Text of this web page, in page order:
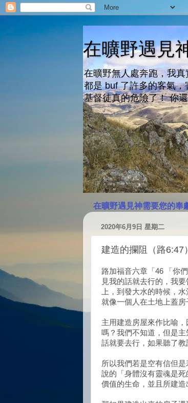
在曠野遇見
在曠野無人處奔跑，我
都是 buf 了許多的客氣
基督徒真的危險了！ 你
在曠野遇見神需要您的奉
2020年6月9日 星期二
建造的攔阻（路6:47）
路加福音六章「46 「你
見我的話就去行的，我
上，到發大水的時候，
就像一個人在土地上蓋
主用建造房屋來作比喻
嗎？我們不知道，但是
話就要去行，如果聽了
所以我們若是空有信但
說的「身體沒有靈魂是
價值的生命，並且所建造